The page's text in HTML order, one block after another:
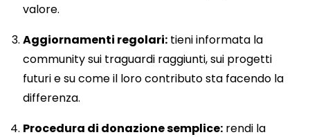
valore.
Aggiornamenti regolari: tieni informata la
community sui traguardi raggiunti, sui progetti
futuri e su come il loro contributo sta facendo la
differenza.
Procedura di donazione semplice: rendi la